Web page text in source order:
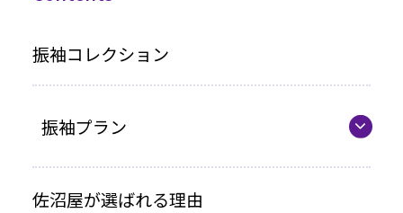
振袖コレクション
振袖プラン
佐沼屋が選ばれる理由